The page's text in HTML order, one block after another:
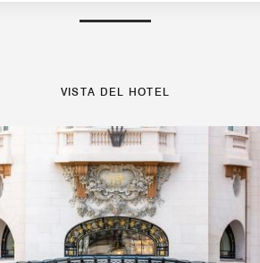
VISTA DEL HOTEL